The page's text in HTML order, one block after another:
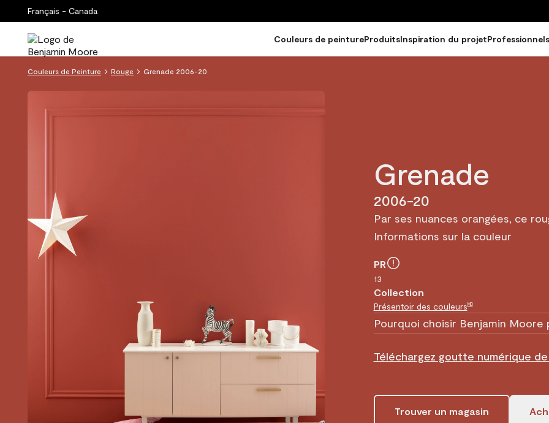
Français - Canada
Couleurs de peintureProduitsInspiration du projetProfessionnels
Couleurs de Peinture Rouge Grenade 2006-20
Grenade
2006-20
Par ses nuances orangées, ce
Informations sur la couleur
PR
13
Collection
Présentoir des couleursMD
Pourquoi choisir Benjamin Moore
Téléchargez goutte numérique
Trouver un magasin